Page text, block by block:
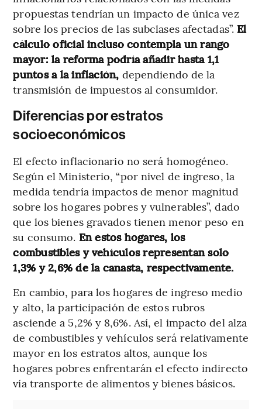
propuestas tendrían un impacto de única vez
sobre los precios de las subclases afectadas”. El
cálculo oficial incluso contempla un rango
mayor: la reforma podría añadir hasta 1,1
puntos a la inflación, dependiendo de la
transmisión de impuestos al consumidor.
Diferencias por estratos
socioeconómicos
El efecto inflacionario no será homogéneo.
Según el Ministerio, “por nivel de ingreso, la
medida tendría impactos de menor magnitud
sobre los hogares pobres y vulnerables”, dado
que los bienes gravados tienen menor peso en
su consumo. En estos hogares, los
combustibles y vehículos representan solo
1,3% y 2,6% de la canasta, respectivamente.
En cambio, para los hogares de ingreso medio
y alto, la participación de estos rubros
asciende a 5,2% y 8,6%. Así, el impacto del alza
de combustibles y vehículos será relativamente
mayor en los estratos altos, aunque los
hogares pobres enfrentarán el efecto indirecto
vía transporte de alimentos y bienes básicos.